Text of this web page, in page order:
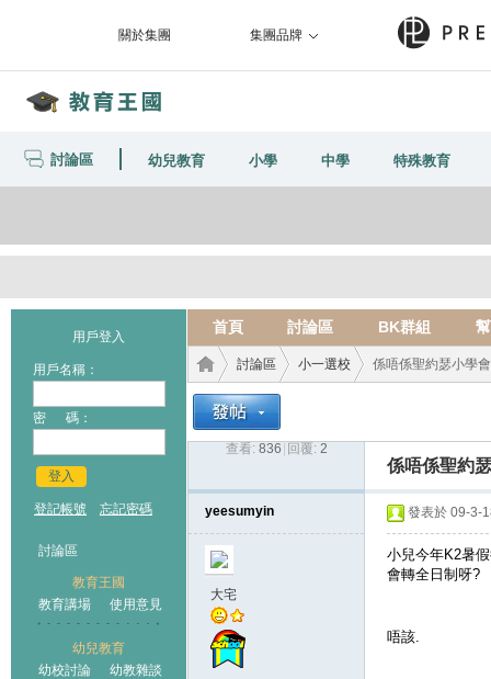
關於集團 集團品牌
討論區 幼兒教育 小學 中學 特殊教育
用戶登入
用戶名稱：
密 碼：
登入
登記帳號 忘記密碼
討論區
教育王國
教育講場
使用意見
幼兒教育
幼校討論
幼教雜談
首頁 討論區 BK群組
討論區
›
小一選校 係唔係聖約瑟小學
查看: 836 回覆: 2
係唔係聖約
yeesumyin
大宅
發表於 09-3-
小兒今年K2暑
會轉全日制呀?
唔該.